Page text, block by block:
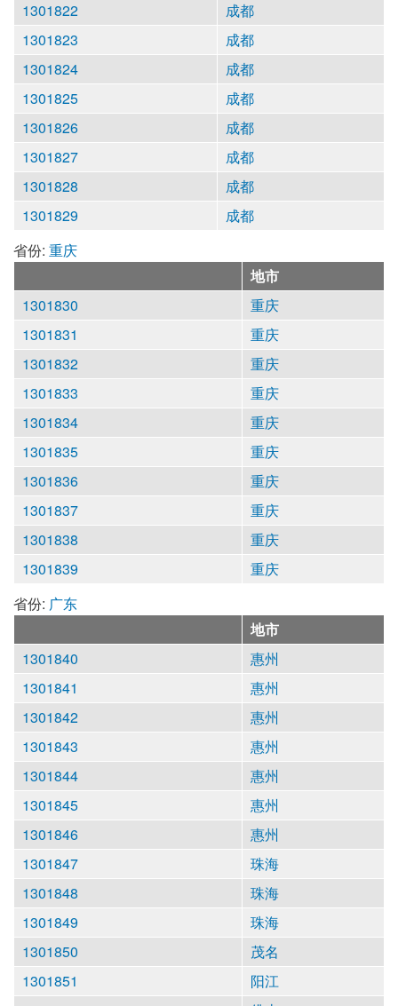
1301822
成都
1301823
成都
1301824
成都
1301825
成都
1301826
成都
1301827
成都
1301828
成都
1301829
成都
省份: 重庆
地市
1301830
重庆
1301831
重庆
1301832
重庆
1301833
重庆
1301834
重庆
1301835
重庆
1301836
重庆
1301837
重庆
1301838
重庆
1301839
重庆
省份: 广东
地市
1301840
惠州
1301841
惠州
1301842
惠州
1301843
惠州
1301844
惠州
1301845
惠州
1301846
惠州
1301847
珠海
1301848
珠海
1301849
珠海
1301850
茂名
1301851
阳江